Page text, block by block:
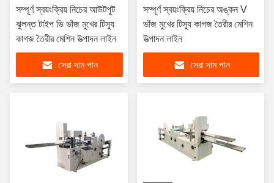
সম্পূর্ণ স্বয়ংক্রিয় নিচের আউটপুট
ঝুলন্ত টাইপ ভি ভাঁজ মুখের টিস্যু
কাগজ তৈরীর মেশিন উত্পাদন লাইন
সেরা দাম পান
সম্পূর্ণ স্বয়ংক্রিয় নিচের অঙ্কন V
ভাঁজ মুখের টিস্যু কাগজ তৈরীর মেশিন
উত্পাদন লাইন
সেরা দাম পান